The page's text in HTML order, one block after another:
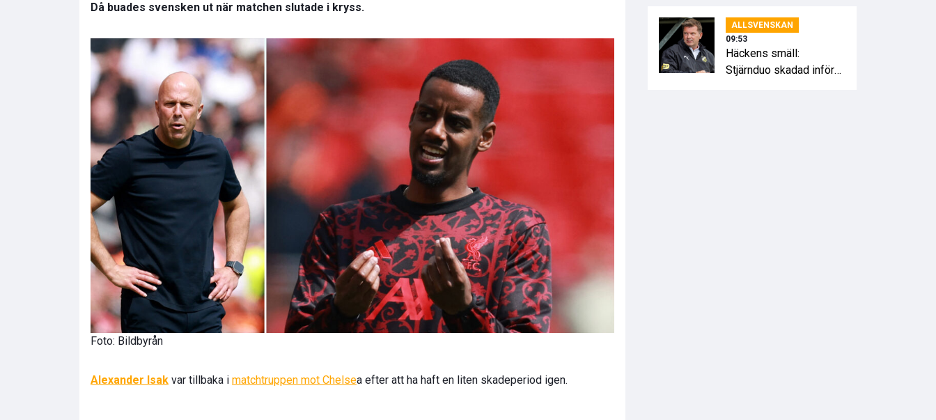
Då buades svensken ut när matchen slutade i kryss.
Foto: Bildbyrån
Alexander Isak var tillbaka i matchtruppen mot Chelsea efter att ha haft en liten skadeperiod igen.
ALLSVENSKAN
09:53
Häckens smäll:
Stjärnduo skadad inför